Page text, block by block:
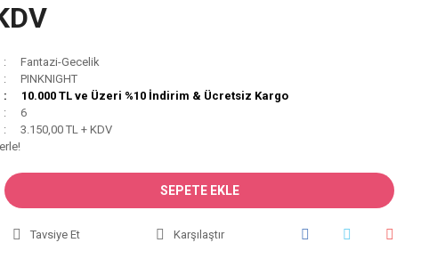
Fantazi-Gecelik
PINKNIGHT
10.000 TL ve Üzeri %10 İndirim & Ücretsiz Kargo
6
3.150,00 TL + KDV
SEPETE EKLE
Tavsiye Et Karşılaştır